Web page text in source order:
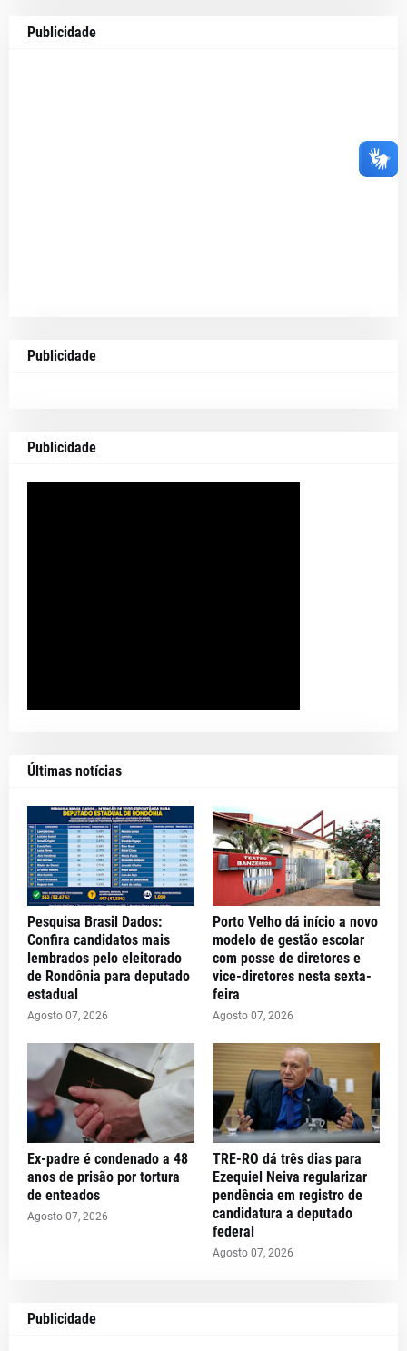
Publicidade
Publicidade
Publicidade
Últimas notícias
Pesquisa Brasil Dados:
Confira candidatos mais
lembrados pelo eleitorado
de Rondônia para deputado
estadual
Agosto 07, 2026
Porto Velho dá início a novo
modelo de gestão escolar
com posse de diretores e
vice-diretores nesta sexta-
feira
Agosto 07, 2026
Ex-padre é condenado a 48
anos de prisão por tortura
de enteados
Agosto 07, 2026
TRE-RO dá três dias para
Ezequiel Neiva regularizar
pendência em registro de
candidatura a deputado
federal
Agosto 07, 2026
Publicidade